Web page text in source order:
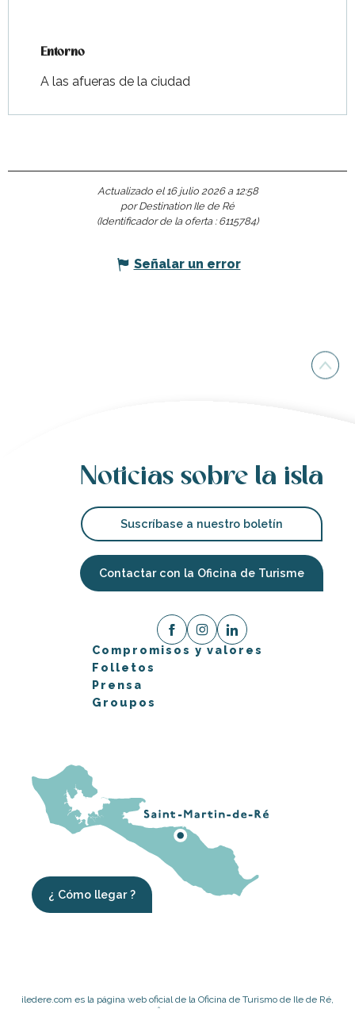
Entorno
Entorno
A las afueras de la ciudad
Actualizado el 16 julio 2026 a 12:58
por Destination Ile de Ré
(Identificador de la oferta : 6115784)
Señalar un error
Noticias sobre la isla
Suscríbase a nuestro boletín
Contactar con la Oficina de Turisme
Compromisos y valores
Folletos
Prensa
Groupos
¿ Cómo llegar ?
iledere.com es la página web oficial de la Oficina de Turismo de Ile de Ré,